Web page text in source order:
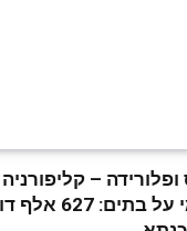
–
בערכי ההון